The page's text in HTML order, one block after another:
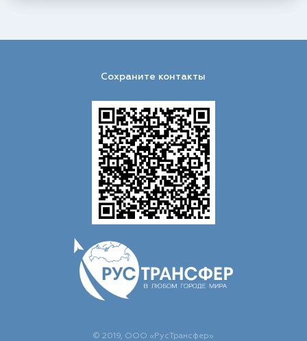
Сохраните контакты
© 2019, ООО «РусТрансфер»